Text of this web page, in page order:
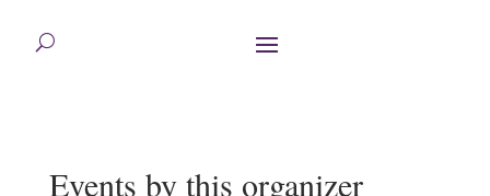
Events by this organizer